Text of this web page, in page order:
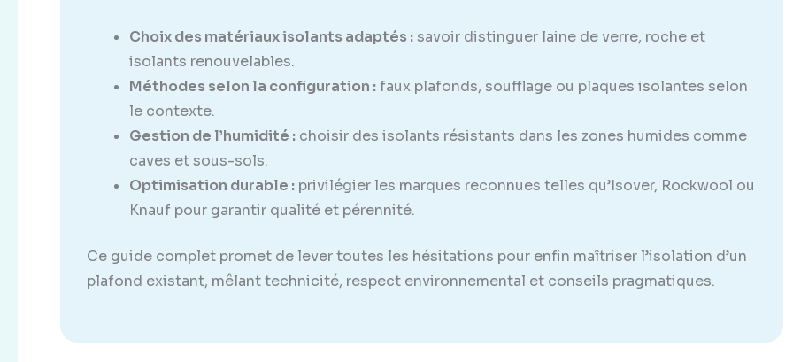
Choix des matériaux isolants adaptés :savoir distinguer laine de verre, roche et
isolants renouvelables.
Méthodes selon la configuration : faux plafonds, soufflage ou plaques isolantes selon
le contexte.
Gestion de l’humidité : choisir des isolants résistants dans les zones humides comme
caves et sous-sols.
Optimisation durable : privilégier les marques reconnues telles qu’Isover, Rockwool ou
Knauf pour garantir qualité et pérennité.
Ce guide complet promet de lever toutes les hésitations pour enfin maîtriser l’isolation d’un
plafond existant, mêlant technicité, respect environnemental et conseils pragmatiques.